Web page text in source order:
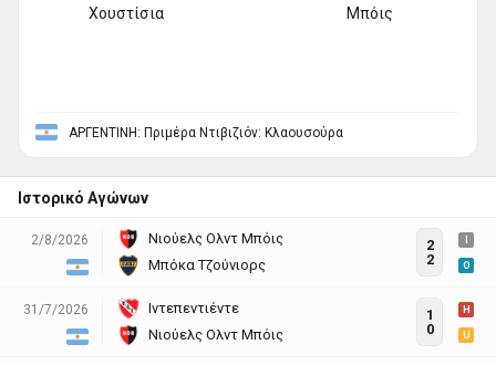
Xoυστίσια
Μπόις
ΑΡΓΕΝΤΙΝΗ: Πριμέρα Ντιβιζιόν: Κλαουσούρα
Ιστορικό Αγώνων
2/8/2026
Νιούελς Ολντ Μπόις
Μπόκα Τζούνιορς
2
2
O
31/7/2026
Ιντεπεντιέντε
Νιούελς Ολντ Μπόις
1
0
H
U